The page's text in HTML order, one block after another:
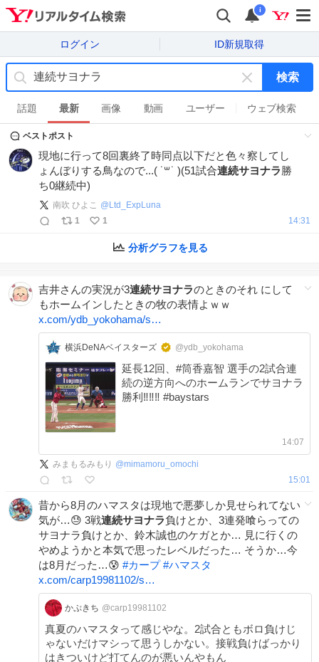
i
ログイン ID新規取得
キ
ー
ワ
ド
を
検索
話題 最新 画像 動画 ユーザー ウェブ検索
ベストポスト
現地に行って8回裏終了時同点以下だと色々察してし
ょんぼりする鳥なので...( ˙꒳​˙ )(51試合連続サヨナラ勝
ち0継続中)
南吹 ひよこ @ Ltd_ExpLuna
1
1 14:31
分析グラフを見る
吉井さんの実況が3連続サヨナラのときのそれ にして
もホームインしたときの牧の表情よｗｗ
x.com/ydb_yokohama/s…
横浜DeNAベイスターズ @ydb_yokohama
延長12回、#筒香嘉智 選手の2試合連
続の逆方向へのホームランでサヨナラ
勝利‼️‼️‼️ #baystars
14:07
みまもるみもり @mimamoru_omochi
15:01
昔から8月のハマスタは現地で悪夢しか見せられてない
気が…😓 3戦連続サヨナラ負けとか、3連発喰らっての
サヨナラ負けとか、鈴木誠也のケガとか… 見に行くの
やめようかと本気で思ったレベルだった… そうか…今
は8月だった…😰 #カープ #ハマスタ
x.com/carp19981102/s…
かぷきち @carp19981102
真夏のハマスタって感じやな。2試合ともボロ負けじ
ゃないだけマシって思うしかない。接戦負けばっかり
はきついけど打てんのが悪いんやもん